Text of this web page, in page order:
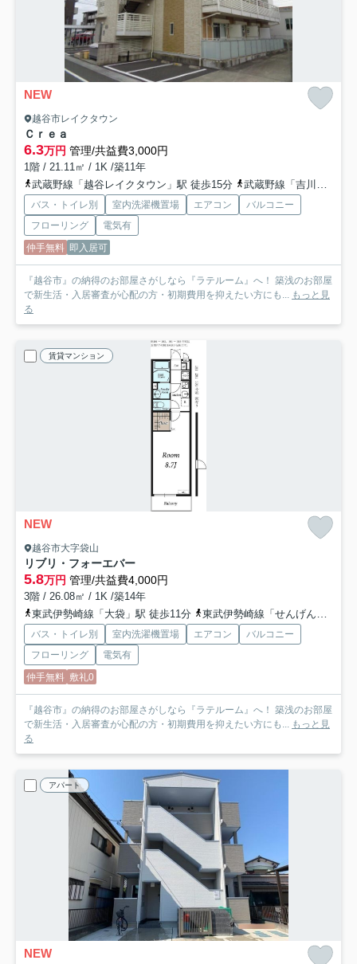
NEW
越谷市レイクタウン
Ｃｒｅａ
6.3万円 管理/共益費3,000円
1階 / 21.11㎡ / 1K /築11年
武蔵野線「越谷レイクタウン」駅 徒歩15分
武蔵野線「吉川」駅 バス15分 朝日バス「公園入口（埼玉県）」 停歩8分
バス・トイレ別 室内洗濯機置場 エアコン
バルコニー
フローリング
電気有
仲手無料 即入居可
『越谷市』の納得のお部屋さがしなら『ラテルーム』へ！ 築浅のお部屋
で新生活・入居審査が心配の方・初期費用を抑えたい方にも... もっと見
る
賃貸マンション
NEW
越谷市大字袋山
リブリ・フォーエバー
5.8万円 管理/共益費4,000円
3階 / 26.08㎡ / 1K /築14年
東武伊勢崎線「大袋」駅 徒歩11分
東武伊勢崎線「せんげん台」駅 徒歩27分
バス・トイレ別 室内洗濯機置場 エアコン
バルコニー
フローリング
電気有
仲手無料 敷礼0
『越谷市』の納得のお部屋さがしなら『ラテルーム』へ！ 築浅のお部屋
で新生活・入居審査が心配の方・初期費用を抑えたい方にも... もっと見
る
アパート
NEW